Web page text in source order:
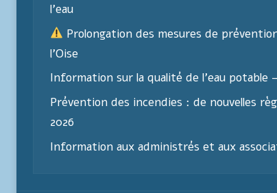
l’eau
Prolongation des mesures de
l’Oise
Information sur la qualité de l’eau potable
Prévention des incendies : de nouvelles
2026
Information aux administrés et aux